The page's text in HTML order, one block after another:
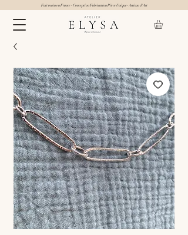
Fait main en France - Conception Fabrication Pièce Unique- Artisan d'Art